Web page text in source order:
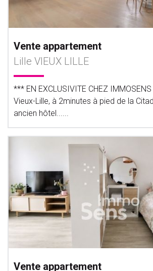
Vente appartement
Lille VIEUX LILLE
*** EN EXCLUSIVITE CHEZ
Vieux-Lille, à 2minutes à pied de la
ancien hôtel......
Vente appartement